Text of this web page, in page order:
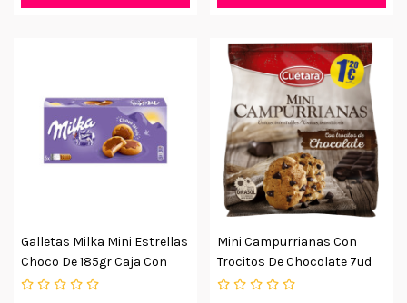
Galletas Milka Mini Estrellas
Choco De 185gr Caja Con
16ud
Mini Campurrianas Con
Trocitos De Chocolate 7ud